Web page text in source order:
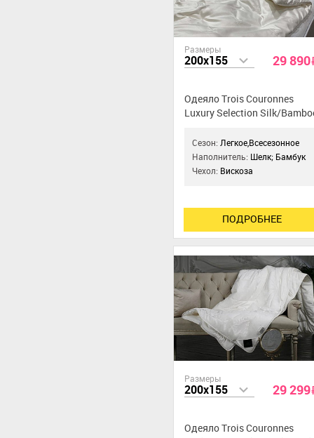
Размеры
200x155 29 890
Одеяло Trois Couronnes
Luxury Selection Silk/
Сезон: Легкое,Всесезонное
Наполнитель: Шелк; Бамбук
Чехол: Вискоза
ПОДРОБНЕЕ
Размеры
200x155 29 299
Одеяло Trois Couronnes